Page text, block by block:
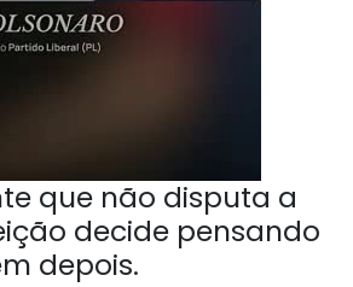
que não disputa a
decide pensando
depois.